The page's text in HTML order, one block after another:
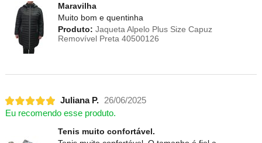
Maravilha
Muito bom e quentinha
Produto: Jaqueta Alpelo Plus Size Capuz
Removível Preta 40500126
Juliana P. 26/06/2025
Eu recomendo esse produto.
Tenis muito confortável.